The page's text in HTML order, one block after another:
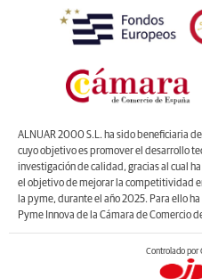
ALNUAR 2000 S.L. ha sido beneficiaria
cuyo objetivo es promover el desarrollo
investigación de calidad, gracias al cual
el objetivo de mejorar la competitividad
la pyme, durante el año 2025. Para ello
Pyme Innova de la Cámara de Comercio
Controlado por